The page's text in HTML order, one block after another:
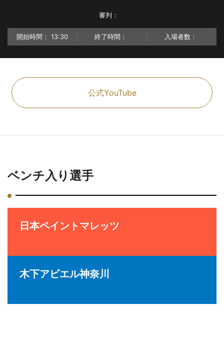
審判：
開始時間： 13:30 終了時間： 入場者数：
公式YouTube
ベンチ入り選手
日本ペイントマレッツ
木下アビエル神奈川